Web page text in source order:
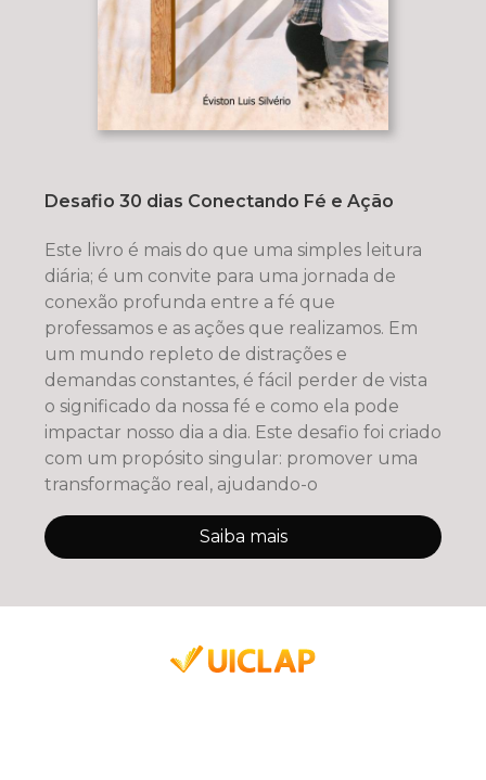
Desafio 30 dias Conectando Fé e Ação
Este livro é mais do que uma simples leitura
diária; é um convite para uma jornada de
conexão profunda entre a fé que
professamos e as ações que realizamos. Em
um mundo repleto de distrações e
demandas constantes, é fácil perder de vista
o significado da nossa fé e como ela pode
impactar nosso dia a dia. Este desafio foi criado
com um propósito singular: promover uma
transformação real, ajudando-o
Saiba mais